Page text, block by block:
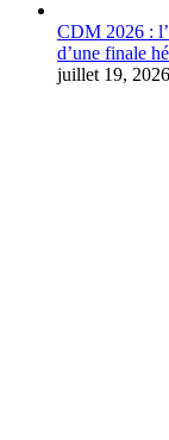
CDM 2026 :
d’une finale
juillet 19, 2026